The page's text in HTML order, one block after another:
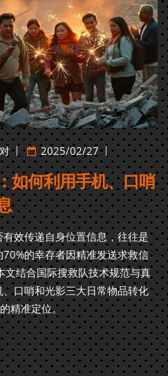
2025/02/27
如何利用手机、口哨
效传递自身位置信息，往往是
的幸存者因精准发送求救信
结合国际搜救队技术规范与真
口哨和光影三大日常物品转化
精准定位。